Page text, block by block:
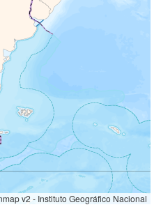
v2 - Instituto Geográfico Nacional